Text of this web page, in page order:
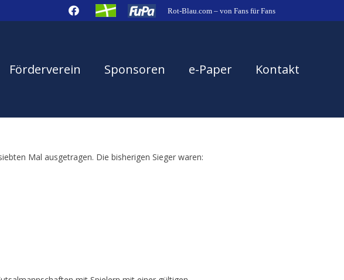
Rot-Blau.com – von Fans für Fans
Förderverein Sponsoren e-Paper Kontakt
Mal ausgetragen. Die bisherigen Sieger waren: